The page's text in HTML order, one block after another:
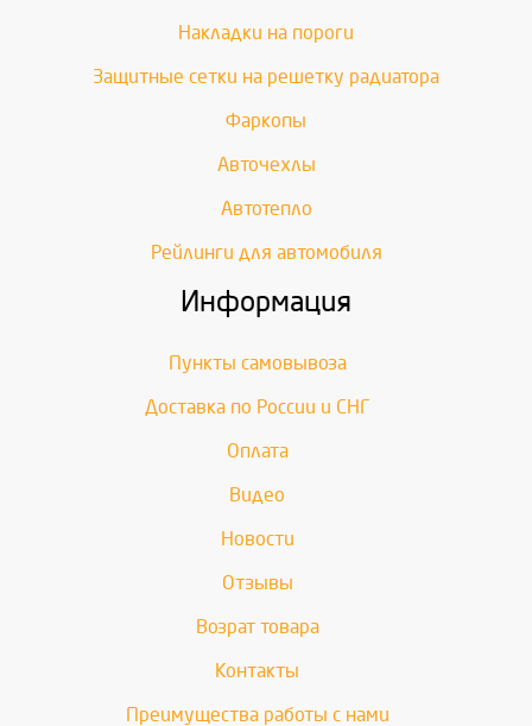
Накладки на пороги
Защитные сетки на решетку радиатора
Фаркопы
Авточехлы
Автотепло
Рейлинги для автомобиля
Информация
Пункты самовывоза
Доставка по России и СНГ
Оплата
Видео
Новости
Отзывы
Возрат товара
Контакты
Преимущества работы с нами